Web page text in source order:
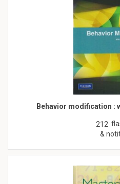
Behavior modification :
212
&